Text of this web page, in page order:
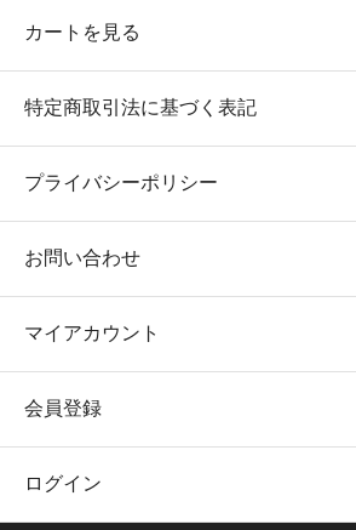
カートを見る
特定商取引法に基づく表記
プライバシーポリシー
お問い合わせ
マイアカウント
会員登録
ログイン